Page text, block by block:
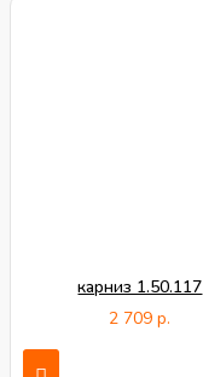
карниз 1.50.117
2 709 р.